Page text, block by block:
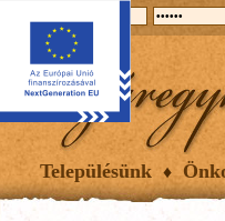
Településünk